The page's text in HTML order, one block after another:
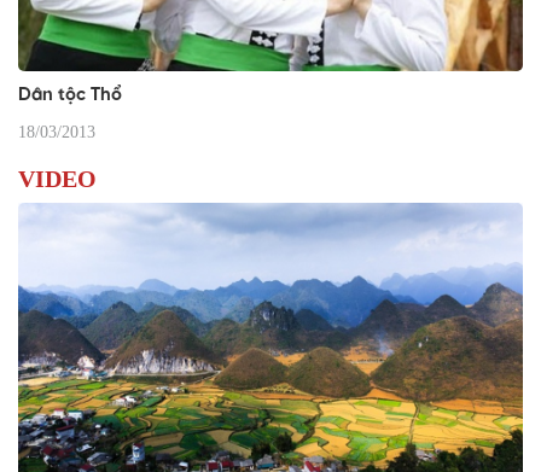
Dân tộc Thổ
18/03/2013
VIDEO